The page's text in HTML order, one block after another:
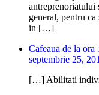
antreprenoriatului
general, pentru
in […]
Cafeaua de la ora
septembrie 25,
[…] Abilitati